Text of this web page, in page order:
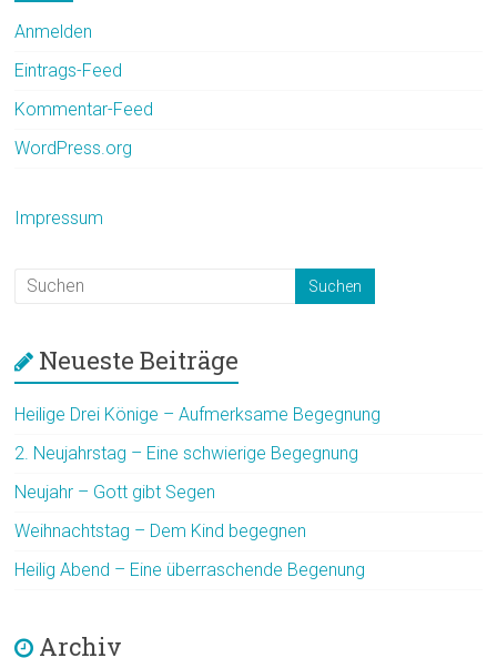
Anmelden
Eintrags-Feed
Kommentar-Feed
WordPress.org
Impressum
Neueste Beiträge
Heilige Drei Könige – Aufmerksame Begegnung
2. Neujahrstag – Eine schwierige Begegnung
Neujahr – Gott gibt Segen
Weihnachtstag – Dem Kind begegnen
Heilig Abend – Eine überraschende Begenung
Archiv